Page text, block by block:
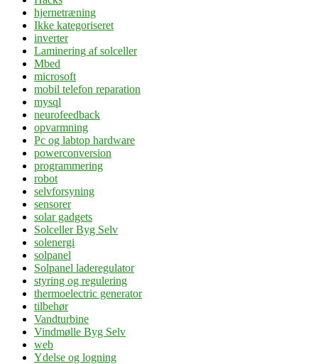
hjernetræning
Ikke kategoriseret
inverter
Laminering af solceller
Mbed
microsoft
mobil telefon reparation
mysql
neurofeedback
opvarmning
Pc og labtop hardware
powerconversion
programmering
robot
selvforsyning
sensorer
solar gadgets
Solceller Byg Selv
solenergi
solpanel
Solpanel laderegulator
styring og regulering
thermoelectric generator
tilbehør
Vandturbine
Vindmølle Byg Selv
web
Ydelse og logning